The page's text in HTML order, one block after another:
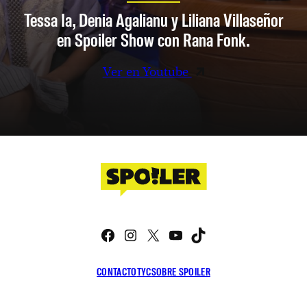
Tessa Ia, Denia Agalianu y Liliana Villaseñor
en Spoiler Show con Rana Fonk.
Ver en Youtube
CONTACTOTYCSOBRE SPOILER
Facebook
Instagram
X YouTube